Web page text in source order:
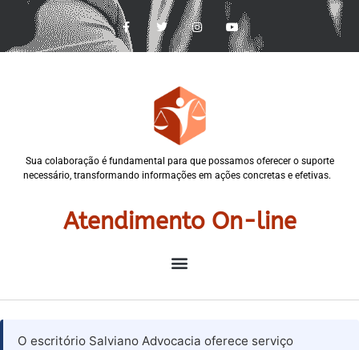
Sua colaboração é fundamental para que possamos oferecer o suporte
necessário, transformando informações em ações concretas e efetivas.
Atendimento On-line
O escritório Salviano Advocacia oferece serviço